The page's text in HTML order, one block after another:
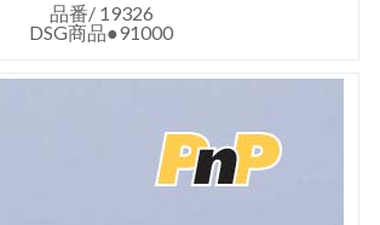
品番/ 19326
DSG商品●91000